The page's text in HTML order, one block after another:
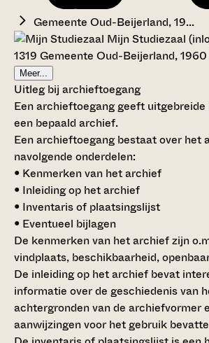
Gemeente Oud-Beijerland, 19...
Mijn Studiezaal
1319 Gemeente Oud-Beijerland,
Meer...
Uitleg bij archieftoegang
Een archieftoegang geeft
een bepaald archief.
Een archieftoegang bestaat over het
navolgende onderdelen:
• Kenmerken van het archief
• Inleiding op het archief
• Inventaris of plaatsingslijst
• Eventueel bijlagen
De kenmerken van het archief zijn
vindplaats, beschikbaarheid,
De inleiding op het archief bevat
informatie over de geschiedenis van
achtergronden van de archiefvormer
aanwijzingen voor het gebruik